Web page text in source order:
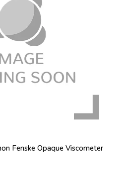
Fenske Opaque Viscometer